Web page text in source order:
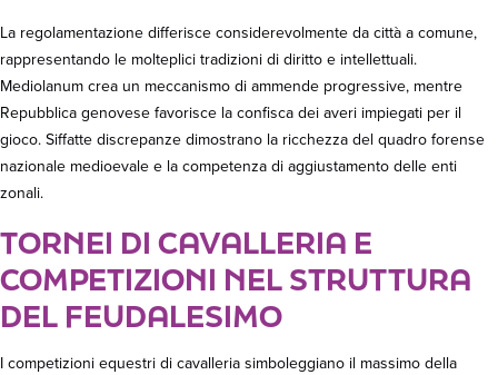
La regolamentazione differisce considerevolmente da città a comune,
rappresentando le molteplici tradizioni di diritto e intellettuali.
Mediolanum crea un meccanismo di ammende progressive, mentre
Repubblica genovese favorisce la confisca dei averi impiegati per il
gioco. Siffatte discrepanze dimostrano la ricchezza del quadro forense
nazionale medioevale e la competenza di aggiustamento delle enti
zonali.
TORNEI DI CAVALLERIA E
COMPETIZIONI NEL STRUTTURA
DEL FEUDALESIMO
I competizioni equestri di cavalleria simboleggiano il massimo della